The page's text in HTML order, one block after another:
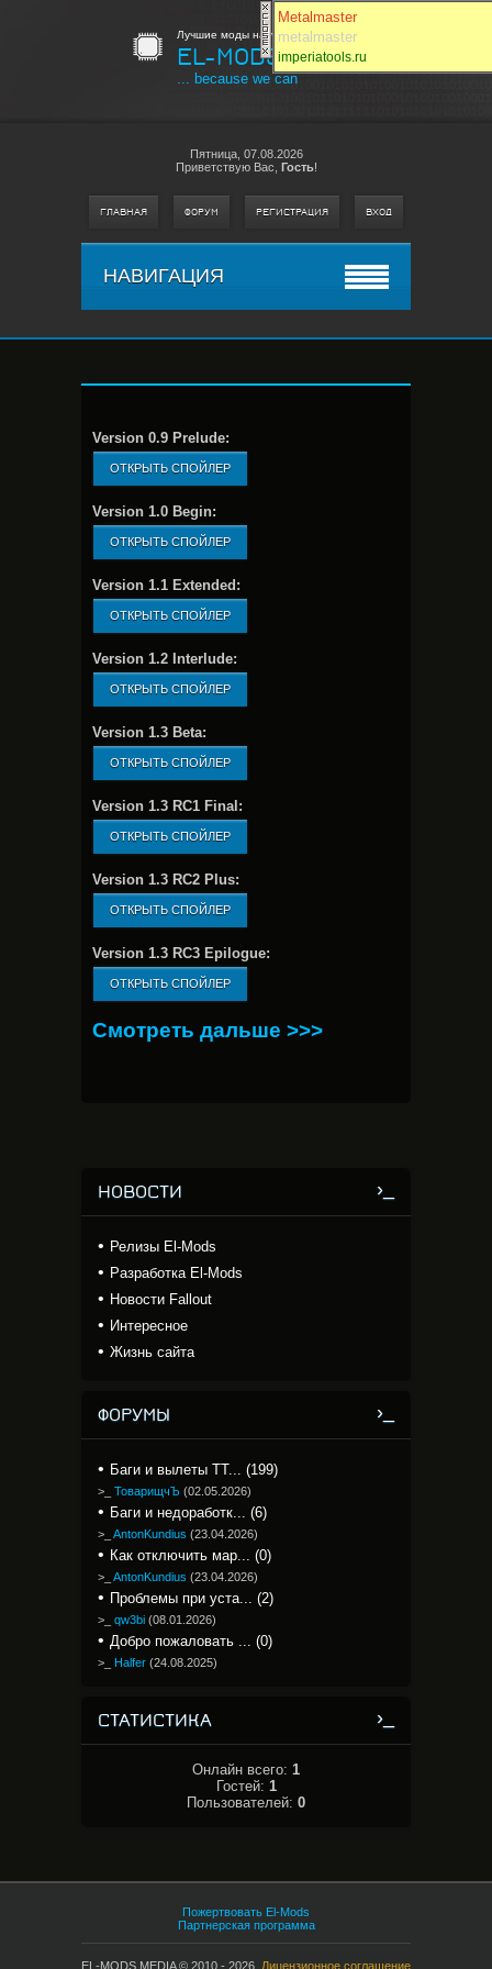
Лучшие моды на любимые игры
EL-MODSMEDIA
... because we can
Пятница, 07.08.2026
Приветствую Вас Гость!
ГЛАВНАЯ ФОРУМ РЕГИСТРАЦИЯ ВХОД
НАВИГАЦИЯ
Version 0.9 Prelude:
Version 1.0 Begin:
Version 1.1 Extended:
Version 1.2 Interlude:
Version 1.3 Beta:
Version 1.3 RC1 Final:
Version 1.3 RC2 Plus:
Version 1.3 RC3 Epilogue:
Смотреть дальше >>>
Metalmaster
metalmaster
imperiatools.ru
НОВОСТИ
Релизы El-Mods
Разработка El-Mods
Новости Fallout
Интересное
Жизнь сайта
ФОРУМЫ
Баги и вылеты TT... (199)
>_ ТоварищчЪ (02.05.2026)
Баги и недоработк... (6)
>_ AntonKundius (23.04.2026)
Как отключить мар... (0)
>_ AntonKundius (23.04.2026)
Проблемы при уста... (2)
>_ qw3bi (08.01.2026)
Добро пожаловать ... (0)
>_ Halfer (24.08.2025)
СТАТИСТИКА
Онлайн всего: 1
Гостей: 1
Пользователей: 0
Пожертвовать El-Mods
Партнерская программа
EL-MODS MEDIA © 2010 - 2026. Лицензионное соглашение